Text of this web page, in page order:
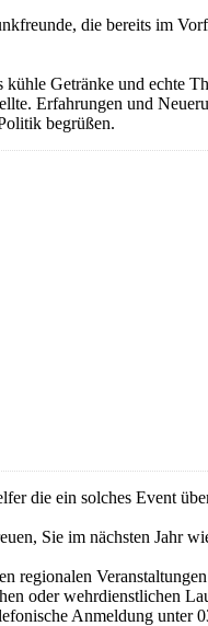
die bereits im
Getränke und echte
Erfahrungen und
begrüßen.
die ein solches Event
Sie im nächsten Jahr
regionalen
oder wehrdienstlichen
Anmeldung unter